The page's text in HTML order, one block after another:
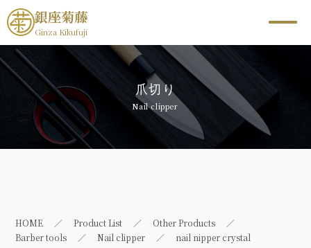
銀座菊藤
Ginza Kikufuji
爪切り
Nail clipper
HOME Product List
Other Products
Barber tools
Nail clipper nail nipper crystal